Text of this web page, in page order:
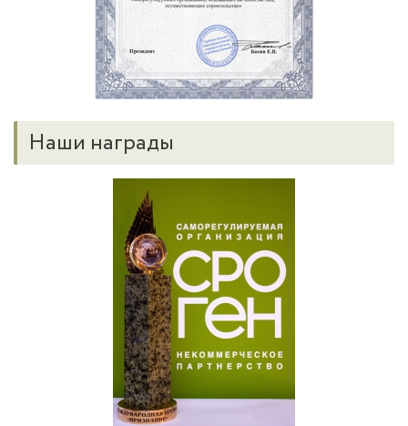
Наши награды